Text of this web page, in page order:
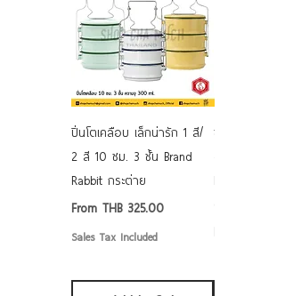
ปิ่นโตเคลือบ เล็กน่ารัก 1 สี/
2 สี 10 ซม. 3 ชั้น Brand
Rabbit กระต่าย
From THB 325.00
Sale Price
Sales Tax Included
ชามเคลือบ